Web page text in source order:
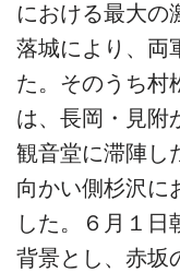
における最大の
落城により、両
た。そのうち村
は、長岡・見附
観音堂に滞陣し
向かい側杉沢に
した。６月１日
背景とし、赤坂